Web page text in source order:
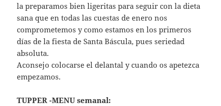
la preparamos bien ligeritas para seguir con la dieta
sana que en todas las cuestas de enero nos
comprometemos y como estamos en los primeros
días de la fiesta de Santa Báscula, pues seriedad
absoluta.
Aconsejo colocarse el delantal y cuando os apetezca
empezamos.
TUPPER -MENU semanal: